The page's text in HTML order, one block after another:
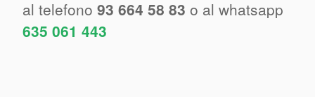
al telefono 93 664 58 83 o al whatsapp
635 061 443